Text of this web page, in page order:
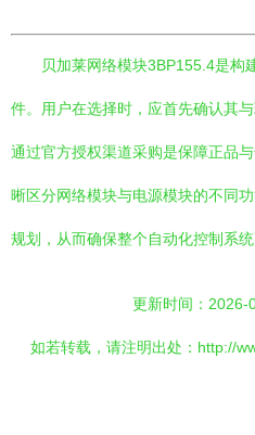
贝加莱网络模块3BP155.4是构
件。用户在选择时，应首先确认其
通过官方授权渠道采购是保障正品
晰区分网络模块与电源模块的不同
规划，从而确保整个自动化控制系统
更新时间：2026-
如若转载，请注明出处：http://